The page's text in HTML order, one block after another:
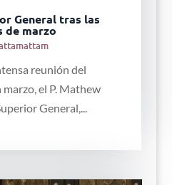
General tras las
de marzo
reunión del
el P. Mathew
General,...